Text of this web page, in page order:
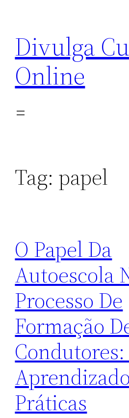
conteúdo
Divulga
Online
Tag: papel
O Papel Da
Autoescola
Processo De
Formação
Condutores:
Práticas